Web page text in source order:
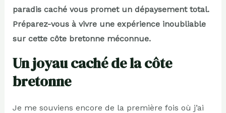
paradis caché vous promet un dépaysement total.
Préparez-vous à vivre une expérience inoubliable
sur cette côte bretonne méconnue.
Un joyau caché de la côte
bretonne
Je me souviens encore de la première fois où j’ai